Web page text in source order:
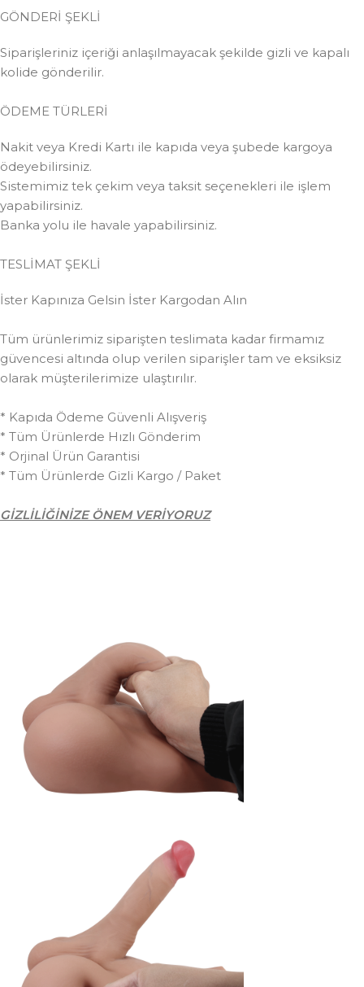
GÖNDERİ ŞEKLİ
Siparişleriniz içeriği anlaşılmayacak şekilde gizli ve kapalı
kolide gönderilir.
ÖDEME TÜRLERİ
Nakit veya Kredi Kartı ile kapıda veya şubede kargoya
ödeyebilirsiniz.
Sistemimiz tek çekim veya taksit seçenekleri ile işlem
yapabilirsiniz.
Banka yolu ile havale yapabilirsiniz.
TESLİMAT ŞEKLİ
İster Kapınıza Gelsin İster Kargodan Alın
Tüm ürünlerimiz siparişten teslimata kadar firmamız
güvencesi altında olup verilen siparişler tam ve eksiksiz
olarak müşterilerimize ulaştırılır.
* Kapıda Ödeme Güvenli Alışveriş
* Tüm Ürünlerde Hızlı Gönderim
* Orjinal Ürün Garantisi
* Tüm Ürünlerde Gizli Kargo / Paket
GİZLİLİĞİNİZE ÖNEM VERİYORUZ